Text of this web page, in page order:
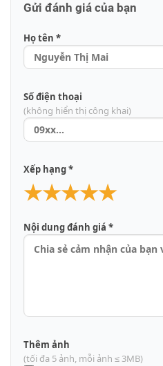
Gửi đánh giá của bạn
Họ tên *
Số điện thoại
(không hiển thị công khai)
Xếp hạng *
★★★★★
Nội dung đánh giá *
Thêm ảnh
(tối đa 5 ảnh, mỗi ảnh ≤ 3MB)